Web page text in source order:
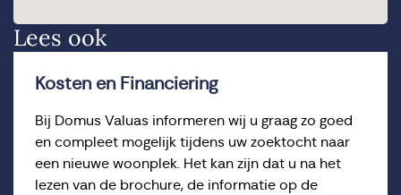
Lees ook
Kosten en Financiering
Bij Domus Valuas informeren wij u graag zo goed
en compleet mogelijk tijdens uw zoektocht naar
een nieuwe woonplek. Het kan zijn dat u na het
lezen van de brochure, de informatie op de